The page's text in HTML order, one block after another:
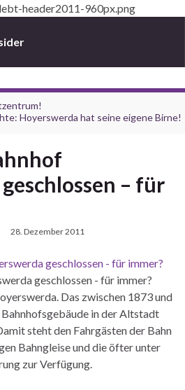
Hoyerswerda hat seine eigene Birne!
– für
28. Dezember 2011
geschlossen - für immer?
Das zwischen 1873 und
in der Altstadt
steht den Fahrgästen der Bahn
Bahngleise und die öfter unter
zur Verfügung.